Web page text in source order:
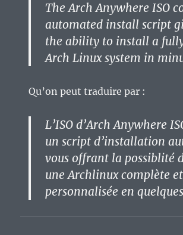
The Arch Anywhere ISO
automated install script
the ability to install a
Arch Linux system in
Qu’on peut traduire par :
L’ISO d’Arch Anywhere
un script d’installation
vous offrant la possiblité
une Archlinux complète et
personnalisée en